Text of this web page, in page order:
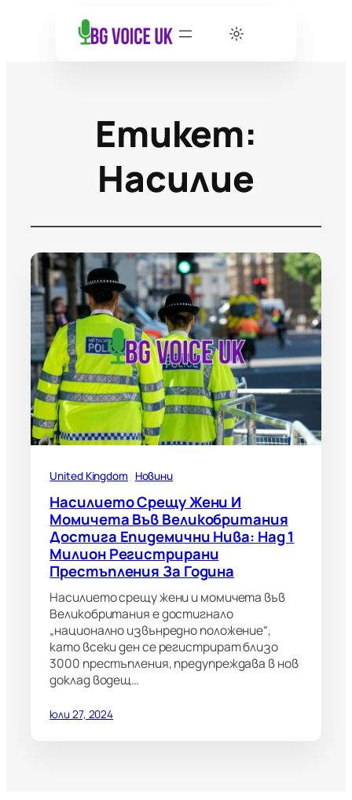
Етикет:
Насилие
United Kingdom Новини
Насилието Срещу Жени И
Момичета Във Великобритания
Достига Епидемични Нива: Над 1
Милион Регистрирани
Престъпления За Година
Насилието срещу жени и момичета във
Великобритания е достигнало
„национално извънредно положение“,
като всеки ден се регистрират близо
3000 престъпления, предупреждава в нов
доклад водещ…
юли 27, 2024